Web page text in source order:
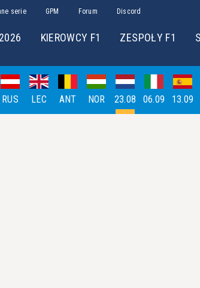
serie GPM Forum Discord
KIEROWCY F1 ZESPOŁY F1
RUS LEC ANT NOR 23.08 06.09 13.09